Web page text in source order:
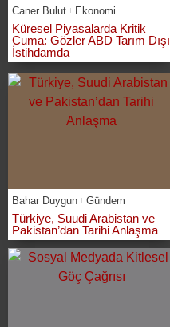
Caner Bulut Ekonomi
Küresel Piyasalarda Kritik
Cuma: Gözler ABD Tarım Dışı
İstihdamda
Bahar Duygun Gündem
Türkiye, Suudi Arabistan ve
Pakistan’dan Tarihi Anlaşma